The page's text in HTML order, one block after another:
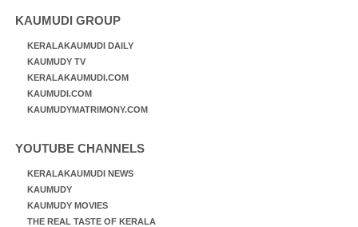
KAUMUDI GROUP
KERALAKAUMUDI DAILY
KAUMUDY TV
KERALAKAUMUDI.COM
KAUMUDI.COM
KAUMUDYMATRIMONY.COM
YOUTUBE CHANNELS
KERALAKAUMUDI NEWS
KAUMUDY
KAUMUDY MOVIES
THE REAL TASTE OF KERALA